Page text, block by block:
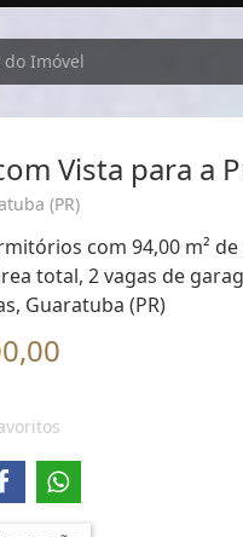
do Imóvel
Vista para a
(PR)
com 94,00 m²
total, 2 vagas de
Guaratuba (PR)